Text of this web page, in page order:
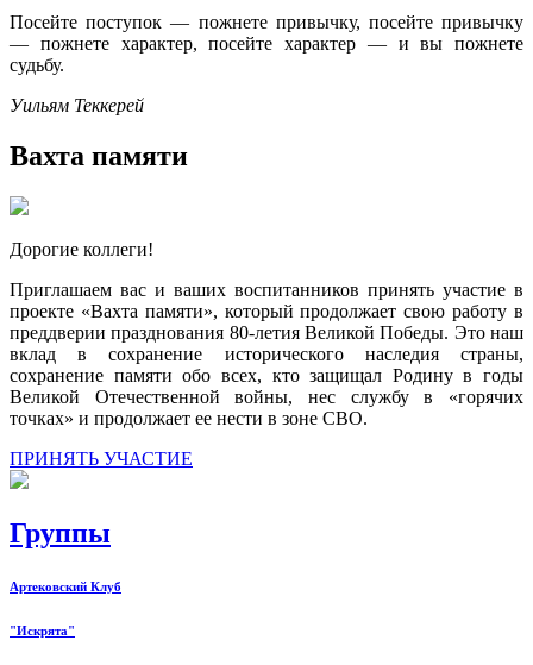
Посейте поступок — пожнете привычку, посейте привычку
— пожнете характер, посейте характер — и вы пожнете
судьбу.
Уильям Теккерей
Вахта памяти
Дорогие коллеги!
Приглашаем вас и ваших воспитанников принять участие в
проекте «Вахта памяти», который продолжает свою работу в
преддверии празднования 80-летия Великой Победы. Это наш
вклад в сохранение исторического наследия страны,
сохранение памяти обо всех, кто защищал Родину в годы
Великой Отечественной войны, нес службу в «горячих
точках» и продолжает ее нести в зоне СВО.
ПРИНЯТЬ УЧАСТИЕ
Группы
Артековский Клуб
"Искрята"